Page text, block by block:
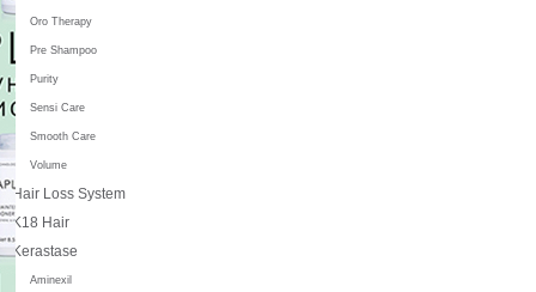
Oro Therapy
Pre Shampoo
Purity
Sensi Care
Smooth Care
Volume
Hair Loss System
K18 Hair
Kerastase
Aminexil